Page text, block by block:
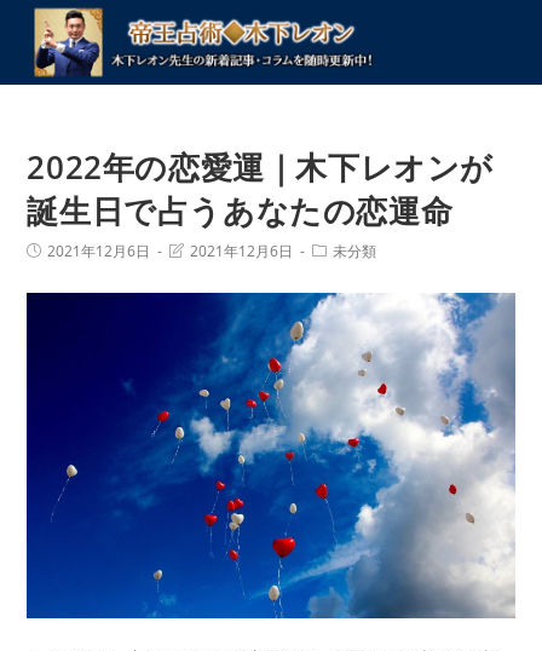
2022年の恋愛運｜木下レオンが
誕生日で占うあなたの恋運命
投 2021年12月6日
投 2021年12月6日
投
テ
ゴ
リ
ー:
未分類